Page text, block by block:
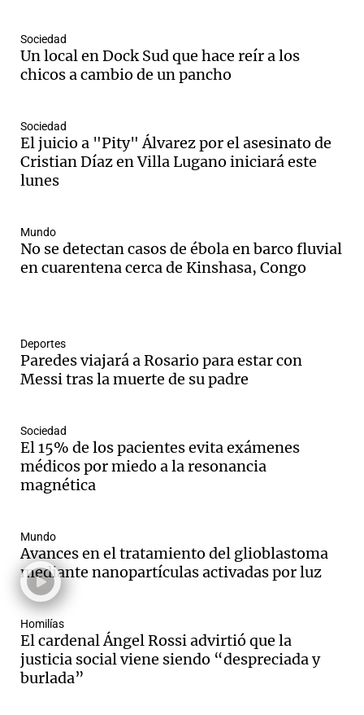
Sociedad
Un local en Dock Sud que hace reír a los
chicos a cambio de un pancho
Sociedad
El juicio a "Pity" Álvarez por el asesinato de
Cristian Díaz en Villa Lugano iniciará este
lunes
Mundo
No se detectan casos de ébola en barco fluvial
en cuarentena cerca de Kinshasa, Congo
Deportes
Paredes viajará a Rosario para estar con
Messi tras la muerte de su padre
Sociedad
El 15% de los pacientes evita exámenes
médicos por miedo a la resonancia
magnética
Mundo
Avances en el tratamiento del glioblastoma
mediante nanopartículas activadas por luz
Homilías
El cardenal Ángel Rossi advirtió que la
justicia social viene siendo “despreciada y
burlada”